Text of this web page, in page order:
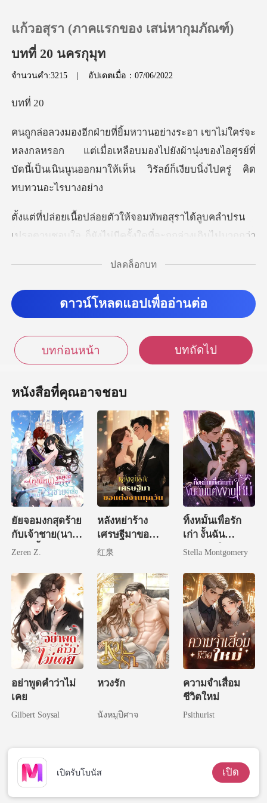
ประวัติการอ่าน
ออกจากระบบ
ดาวน์โหลดแอป
แก้วอสุรา (ภาคแรกของ เสน่หากุมภัณฑ์)
บทที่ 20 นครกุมุท
จำนวนคำ:3215 | อัปเดตเมื่อ：07/06/2022
ที
รอก แต่เมื่อเหลือบมองไปยังผ้านุ่งของไอศูรย์ที่
บัดนี้เป็นเนิน
น
เปรอตามชอบใจ ก็ยังไม่มีครั้งใดที่จะถูกล่วงเกินไปมากก
ปลดล็อกบท
ดาวน์โหลดแอปเพื่ออ่านต่อ
บทก่อนหน้า บทถัดไป
หนังสือที่คุณอาจชอบ
ยัยจอมงกสุดร้าย
กับเจ้าชาย(นาย
เบ๊)ผีเสื้อ
Zeren Z.
หลังหย่าร้าง
เศรษฐีมาขอ
แต่งงานทุกวัน
红泉
ทิ้งหมั้นเพื่อรัก
เก่า งั้นฉัน
แต่งงานใหม่
Stella Montgomery
อย่าพูดคำว่าไม่
เคย
Gilbert Soysal
หวงรัก
นังหมูปีศาจ
ความจำเสื่อม
ชีวิตใหม่
Psithurist
เปิดรับโบนัส เปิด